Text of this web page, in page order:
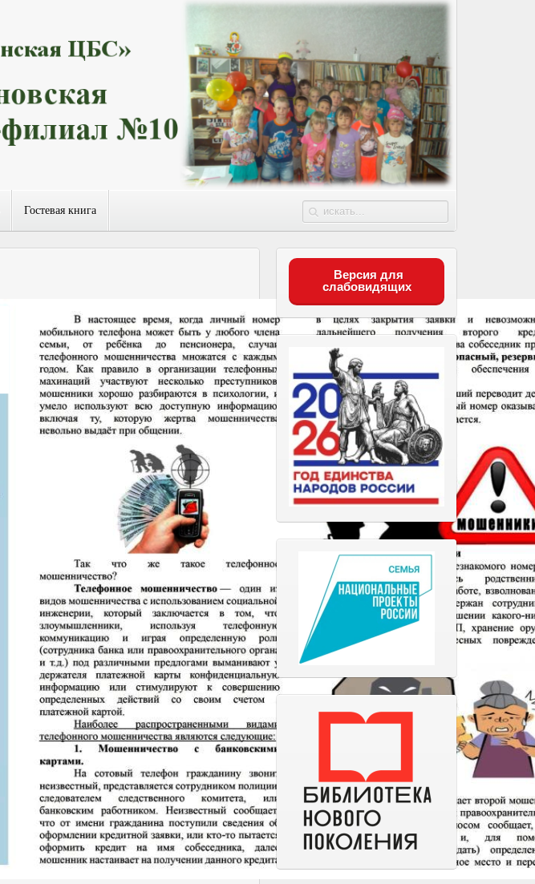
Гостевая книга
Версия для
слабовидящих